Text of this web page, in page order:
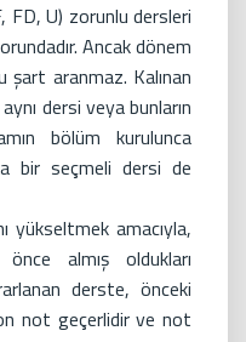
FD, U) zorunlu dersleri
Ancak dönem
şart aranmaz. Kalınan
dersi veya bunların
bölüm kurulunca
bir seçmeli dersi de
yükseltmek amacıyla,
almış oldukları
derste, önceki
not geçerlidir ve not